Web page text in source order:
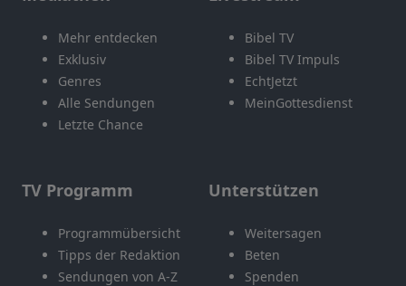
Mehr entdecken
Exklusiv
Genres
Alle Sendungen
Letzte Chance
Bibel TV
Bibel TV Impuls
EchtJetzt
MeinGottesdienst
TV Programm
Programmübersicht
Tipps der Redaktion
Sendungen von A-Z
Unterstützen
Weitersagen
Beten
Spenden